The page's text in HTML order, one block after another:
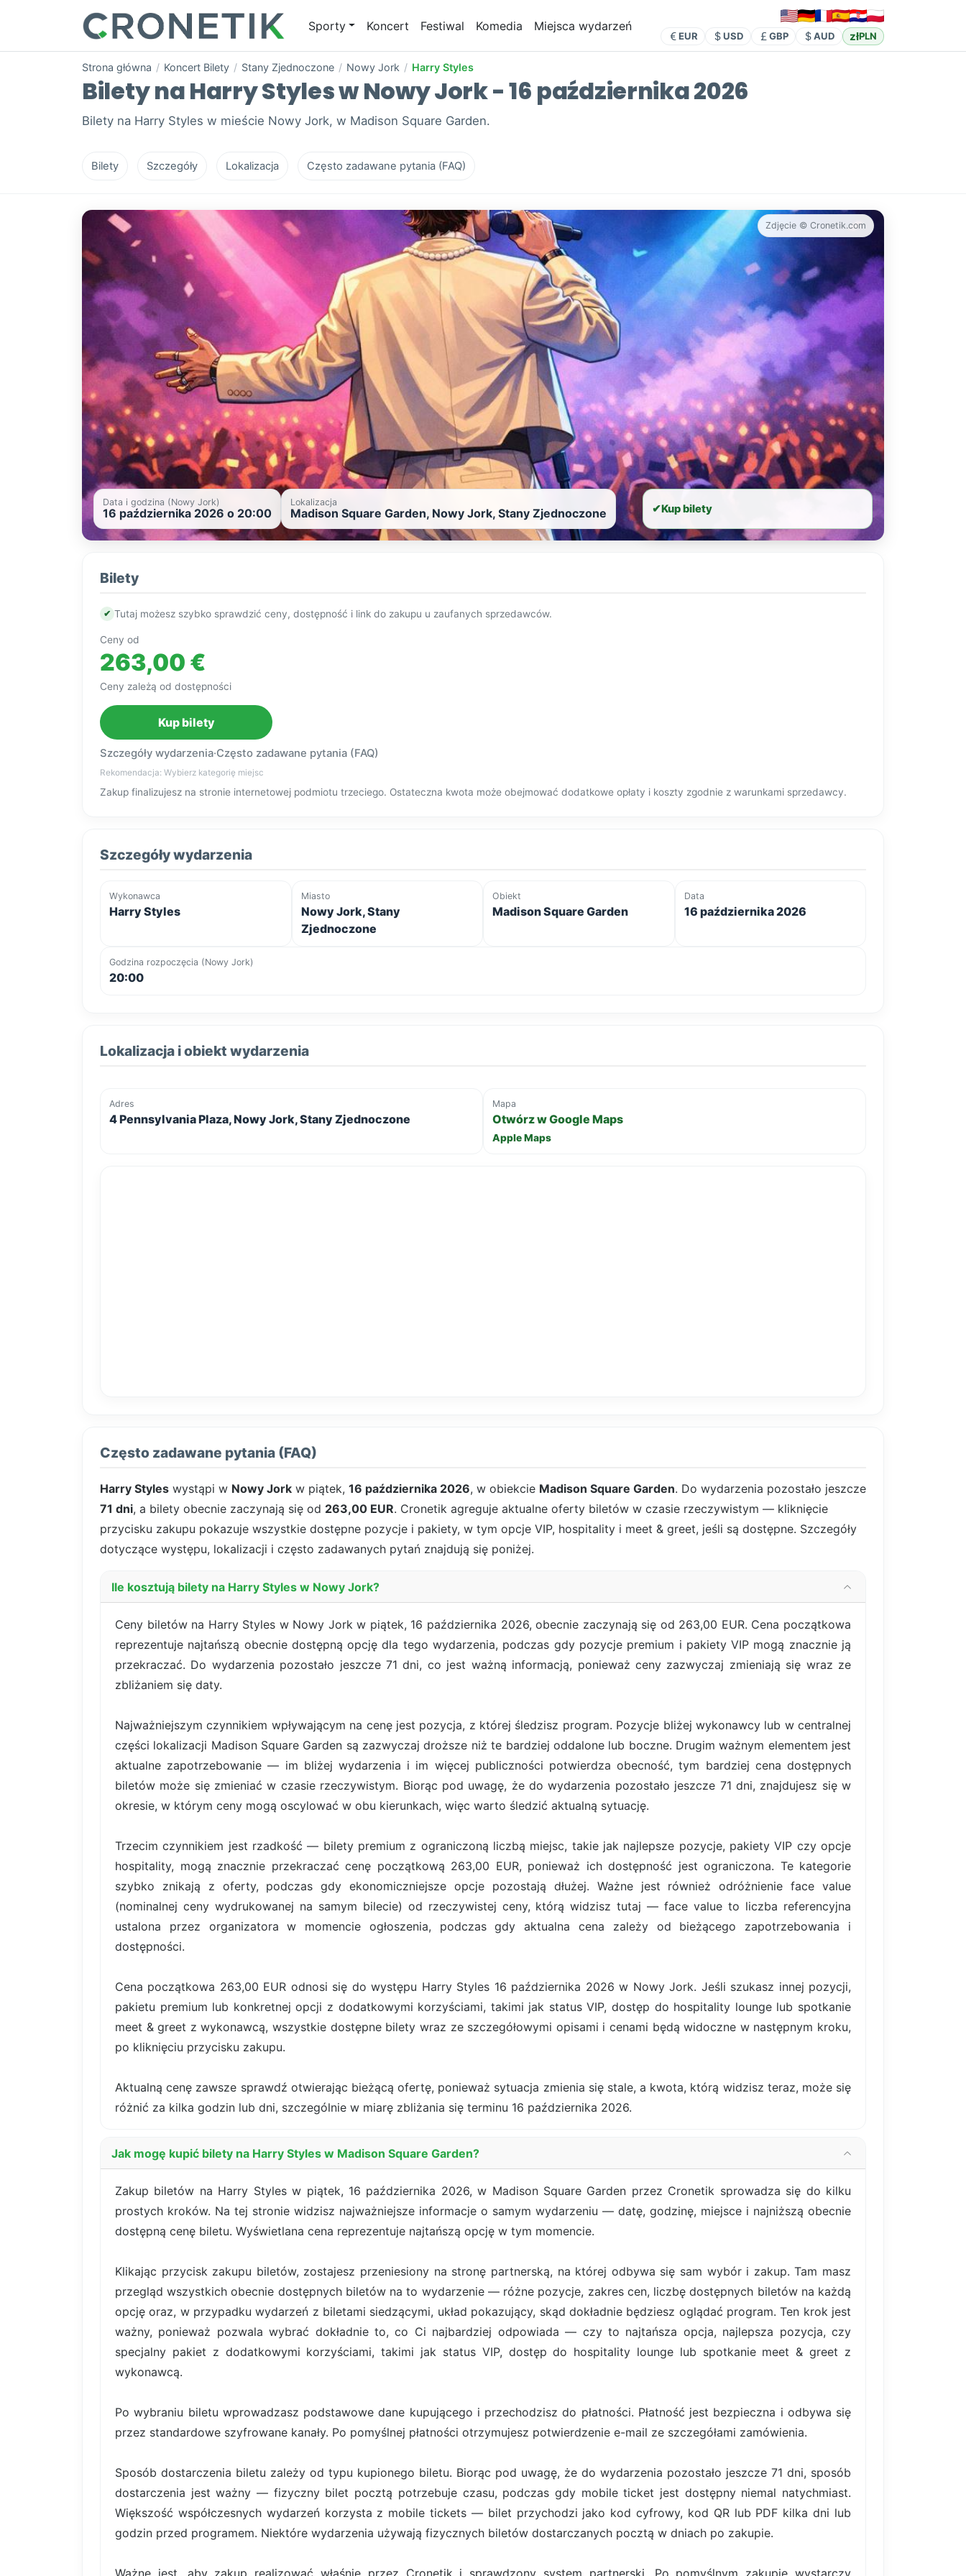
Sporty Koncert Festiwal Komedia Miejsca wydarzeń
EUR USD GBP AUD złPLN
Strona główna / Koncert Bilety / Stany Zjednoczone / Nowy Jork / Harry Styles
Bilety na Harry Styles w Nowy Jork - 16 października 2026
Bilety na Harry Styles w mieście Nowy Jork, w Madison Square Garden.
Bilety Szczegóły Lokalizacja Często zadawane pytania (FAQ)
Zdjęcie © Cronetik.com
Data i godzina (Nowy Jork)
16 października 2026 o 20:00
Lokalizacja
Madison Square Garden, Nowy Jork, Stany Zjednoczone ✔Kup bilety
Bilety
✔ Tutaj możesz szybko sprawdzić ceny, dostępność i link do zakupu u zaufanych sprzedawców.
Ceny od
263,00 €
Ceny zależą od dostępności
Kup bilety
Szczegóły wydarzenia·Często zadawane pytania (FAQ)
Rekomendacja: Wybierz kategorię miejsc
Zakup finalizujesz na stronie internetowej podmiotu trzeciego. Ostateczna kwota może obejmować dodatkowe opłaty i koszty zgodnie z warunkami sprzedawcy.
Szczegóły wydarzenia
Wykonawca
Harry Styles
Miasto
Nowy Jork, Stany
Zjednoczone
Obiekt
Madison Square Garden
Data
16 października 2026
Godzina rozpoczęcia (Nowy Jork)
20:00
Lokalizacja i obiekt wydarzenia
Adres
4 Pennsylvania Plaza, Nowy Jork, Stany Zjednoczone
Mapa
Otwórz w Google Maps
Apple Maps
Często zadawane pytania (FAQ)
Harry Styles wystąpi w Nowy Jork w piątek, 16 października 2026, w obiekcie Madison Square Garden. Do wydarzenia pozostało jeszcze
71 dni, a bilety obecnie zaczynają się od 263,00 EUR. Cronetik agreguje aktualne oferty biletów w czasie rzeczywistym — kliknięcie
przycisku zakupu pokazuje wszystkie dostępne pozycje i pakiety, w tym opcje VIP, hospitality i meet & greet, jeśli są dostępne. Szczegóły
dotyczące występu, lokalizacji i często zadawanych pytań znajdują się poniżej.
Ile kosztują bilety na Harry Styles w Nowy Jork?
Ceny biletów na Harry Styles w Nowy Jork w piątek, 16 października 2026, obecnie zaczynają się od 263,00 EUR. Cena początkowa
reprezentuje najtańszą obecnie dostępną opcję dla tego wydarzenia, podczas gdy pozycje premium i pakiety VIP mogą znacznie ją
przekraczać. Do wydarzenia pozostało jeszcze 71 dni, co jest ważną informacją, ponieważ ceny zazwyczaj zmieniają się wraz ze
zbliżaniem się daty.
Najważniejszym czynnikiem wpływającym na cenę jest pozycja, z której śledzisz program. Pozycje bliżej wykonawcy lub w centralnej
części lokalizacji Madison Square Garden są zazwyczaj droższe niż te bardziej oddalone lub boczne. Drugim ważnym elementem jest
aktualne zapotrzebowanie — im bliżej wydarzenia i im więcej publiczności potwierdza obecność, tym bardziej cena dostępnych
biletów może się zmieniać w czasie rzeczywistym. Biorąc pod uwagę, że do wydarzenia pozostało jeszcze 71 dni, znajdujesz się w
okresie, w którym ceny mogą oscylować w obu kierunkach, więc warto śledzić aktualną sytuację.
Trzecim czynnikiem jest rzadkość — bilety premium z ograniczoną liczbą miejsc, takie jak najlepsze pozycje, pakiety VIP czy opcje
hospitality, mogą znacznie przekraczać cenę początkową 263,00 EUR, ponieważ ich dostępność jest ograniczona. Te kategorie
szybko znikają z oferty, podczas gdy ekonomiczniejsze opcje pozostają dłużej. Ważne jest również odróżnienie face value
(nominalnej ceny wydrukowanej na samym bilecie) od rzeczywistej ceny, którą widzisz tutaj — face value to liczba referencyjna
ustalona przez organizatora w momencie ogłoszenia, podczas gdy aktualna cena zależy od bieżącego zapotrzebowania i
dostępności.
Cena początkowa 263,00 EUR odnosi się do występu Harry Styles 16 października 2026 w Nowy Jork. Jeśli szukasz innej pozycji,
pakietu premium lub konkretnej opcji z dodatkowymi korzyściami, takimi jak status VIP, dostęp do hospitality lounge lub spotkanie
meet & greet z wykonawcą, wszystkie dostępne bilety wraz ze szczegółowymi opisami i cenami będą widoczne w następnym kroku,
po kliknięciu przycisku zakupu.
Aktualną cenę zawsze sprawdź otwierając bieżącą ofertę, ponieważ sytuacja zmienia się stale, a kwota, którą widzisz teraz, może się
różnić za kilka godzin lub dni, szczególnie w miarę zbliżania się terminu 16 października 2026.
Jak mogę kupić bilety na Harry Styles w Madison Square Garden?
Zakup biletów na Harry Styles w piątek, 16 października 2026, w Madison Square Garden przez Cronetik sprowadza się do kilku
prostych kroków. Na tej stronie widzisz najważniejsze informacje o samym wydarzeniu — datę, godzinę, miejsce i najniższą obecnie
dostępną cenę biletu. Wyświetlana cena reprezentuje najtańszą opcję w tym momencie.
Klikając przycisk zakupu biletów, zostajesz przeniesiony na stronę partnerską, na której odbywa się sam wybór i zakup. Tam masz
przegląd wszystkich obecnie dostępnych biletów na to wydarzenie — różne pozycje, zakres cen, liczbę dostępnych biletów na każdą
opcję oraz, w przypadku wydarzeń z biletami siedzącymi, układ pokazujący, skąd dokładnie będziesz oglądać program. Ten krok jest
ważny, ponieważ pozwala wybrać dokładnie to, co Ci najbardziej odpowiada — czy to najtańsza opcja, najlepsza pozycja, czy
specjalny pakiet z dodatkowymi korzyściami, takimi jak status VIP, dostęp do hospitality lounge lub spotkanie meet & greet z
wykonawcą.
Po wybraniu biletu wprowadzasz podstawowe dane kupującego i przechodzisz do płatności. Płatność jest bezpieczna i odbywa się
przez standardowe szyfrowane kanały. Po pomyślnej płatności otrzymujesz potwierdzenie e-mail ze szczegółami zamówienia.
Sposób dostarczenia biletu zależy od typu kupionego biletu. Biorąc pod uwagę, że do wydarzenia pozostało jeszcze 71 dni, sposób
dostarczenia jest ważny — fizyczny bilet pocztą potrzebuje czasu, podczas gdy mobile ticket jest dostępny niemal natychmiast.
Większość współczesnych wydarzeń korzysta z mobile tickets — bilet przychodzi jako kod cyfrowy, kod QR lub PDF kilka dni lub
godzin przed programem. Niektóre wydarzenia używają fizycznych biletów dostarczanych pocztą w dniach po zakupie.